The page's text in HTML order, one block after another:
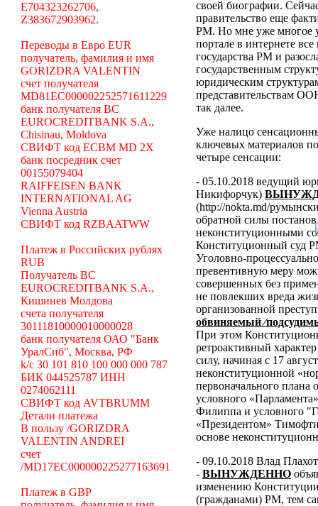
E704323262706,
Z383672903962.
Переводы в Евро EUR
получатель, фамилия и имя
GORIZDRA VALENTIN
счет получателя
MD81EC000002252571611229
банк получателя BC
EUROCREDITBANK S.A.,
Chisinau, Moldova
СВИФТ код ECBM MD 2X
банк посредник счет
00155079404
RAIFFEISEN BANK
INTERNATIONAL AG
Vienna Austria
СВИФТ код RZBAATWW
Платеж в Российских рублях
RUB
Получатель BC
EUROCREDITBANK S.A.,
Кишинев Молдова
счета получателя
30111810000010000028
банк получателя ОАО "Банк
УралСиб", Москва, РФ
k/c 30 101 810 100 000 000 787
БИК 044525787 ИНН
0274062111
СВИФТ код AVTBRUMM
Детали платежа
В пользу /GORIZDRA
VALENTIN ANDREI
счет
/MD17EC000000225277163691
Платеж в GBP
своей биографии.
правительство еще
РМ. Но мне уже многое
портале в интернете
государства РМ и
государственным
юридическим
представительствам
так далее.
Уже налицо
ключевых материалов
четыре сенсации:
- 05.10.2018 ведущий
Никифорчук)
(http://nokta.md/
обратной силы
неконституционными
Конституционный суд
Уголовно-
превентивную меру
совершенных без
не повлекших вреда
организованной
обвиняемый
При этом
ретроактивный
силу, начиная с 17
неконституционной
первоначального плана
условного
Филиппа и условного
«Президентом»
основе
- 09.10.2018 Влад
- ВЫНУЖДЕННО
изменению
(гражданами) РМ, тем